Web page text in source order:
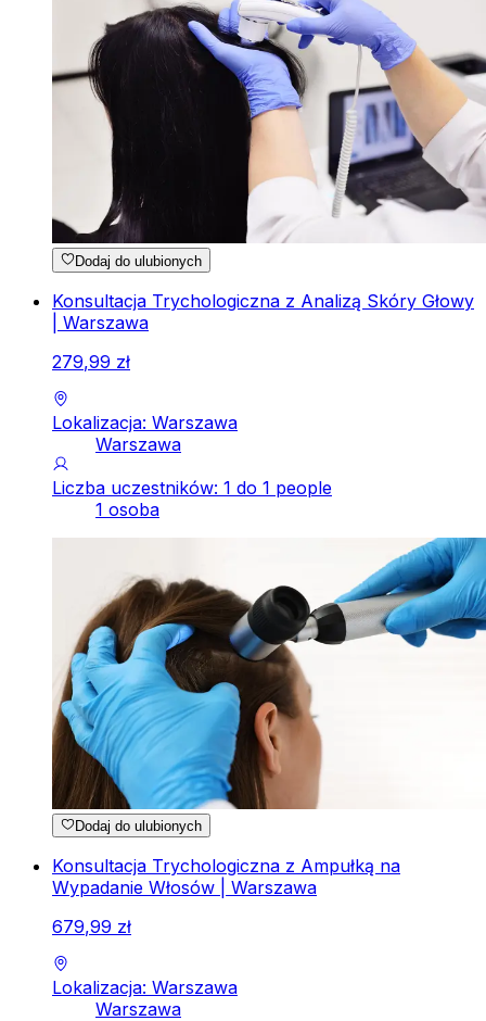
Dodaj do ulubionych
Konsultacja Trychologiczna z Analizą Skóry Głowy
| Warszawa
279,99 zł
Lokalizacja: Warszawa
Warszawa
Liczba uczestników: 1 do 1 people
1 osoba
Dodaj do ulubionych
Konsultacja Trychologiczna z Ampułką na
Wypadanie Włosów | Warszawa
679,99 zł
Lokalizacja: Warszawa
Warszawa